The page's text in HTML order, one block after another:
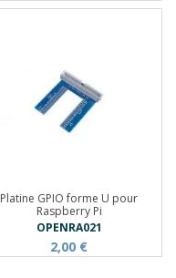
Platine GPIO forme U pour
Raspberry Pi
OPENRA021
2,00 €